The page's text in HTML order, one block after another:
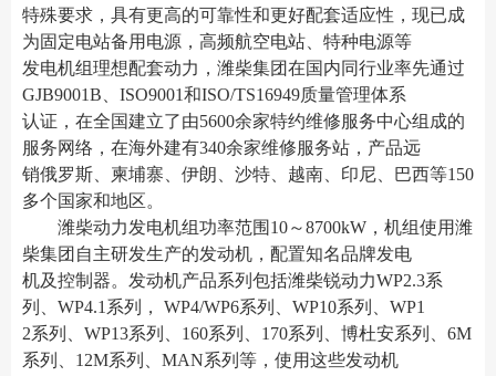
特殊要求，具有更高的可靠性和更好配套适应性，现已成
为固定电站备用电源，高频航空电站、特种电源等
发电机组理想配套动力，潍柴集团在国内同行业率先通过
GJB9001B、ISO9001和ISO/TS16949质量管理体系
认证，在全国建立了由5600余家特约维修服务中心组成的
服务网络，在海外建有340余家维修服务站，产品远
销俄罗斯、柬埔寨、伊朗、沙特、越南、印尼、巴西等150
多个国家和地区。
潍柴动力发电机组功率范围10～8700kW，机组使用潍
柴集团自主研发生产的发动机，配置知名品牌发电
机及控制器。发动机产品系列包括潍柴锐动力WP2.3系
列、WP4.1系列， WP4/WP6系列、WP10系列、WP1
2系列、WP13系列、160系列、170系列、博杜安系列、6M
系列、12M系列、MAN系列等，使用这些发动机